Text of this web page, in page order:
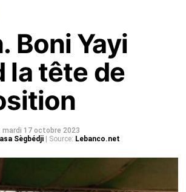
Boni Yayi
la tête de
mardi 17 octobre 2023
Sègbédji | Source: Lebanco.net